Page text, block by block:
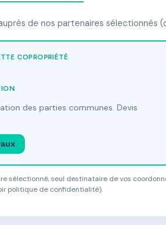
de nos partenaires sélectionnés
COPROPRIÉTÉ
des parties communes. Devis
sélectionné, seul destinataire de vos
politique de confidentialité).